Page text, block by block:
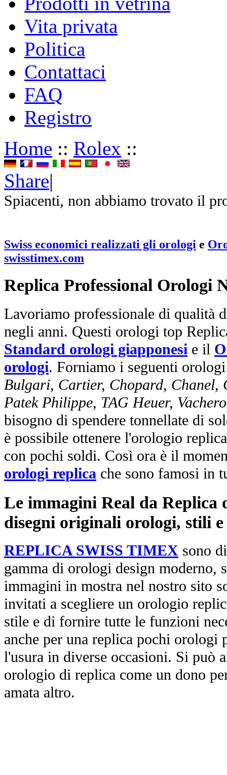
Vita privata
Politica
Contattaci
FAQ
Registro
Home :: Rolex ::
Share|
Spiacenti, non abbiamo trovato il
Swiss economici realizzati gli orologi e
swisstimex.com
Replica Professional Orologi
Lavoriamo professionale di qualità
negli anni. Questi orologi top
Standard orologi giapponesi e il
orologi. Forniamo i seguenti
Bulgari, Cartier, Chopard, Chanel,
Patek Philippe, TAG Heuer,
bisogno di spendere tonnellate di
è possibile ottenere l'orologio
con pochi soldi. Così ora è il
orologi replica che sono famosi in
Le immagini Real da Replica
disegni originali orologi, stili
REPLICA SWISS TIMEX sono
gamma di orologi design moderno,
immagini in mostra nel nostro sito
invitati a scegliere un orologio
stile e di fornire tutte le funzioni
anche per una replica pochi orologi
l'usura in diverse occasioni. Si può
orologio di replica come un dono
amata altro.